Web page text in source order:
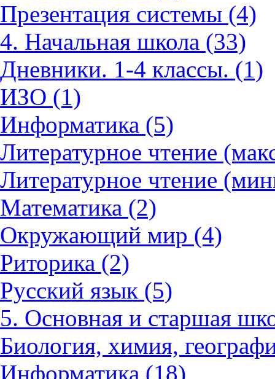
Презентация системы (4)
4. Начальная школа (33)
Дневники. 1-4 классы. (1)
ИЗО (1)
Информатика (5)
Литературное чтение
Литературное чтение
Математика (2)
Окружающий мир (4)
Риторика (2)
Русский язык (5)
5. Основная и старшая
Биология, химия,
Информатика (18)